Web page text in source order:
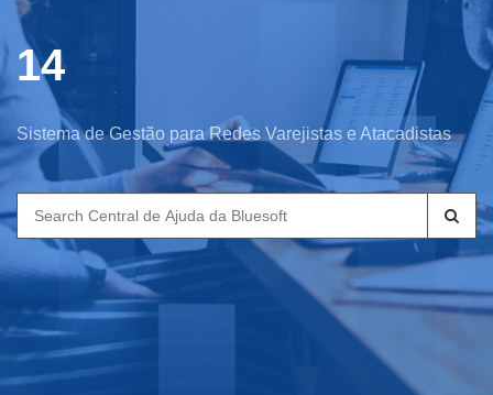
14
Sistema de Gestão para Redes Varejistas e Atacadistas
Search
for: